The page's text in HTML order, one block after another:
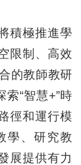
積極推進學
限制、高效
的教師教研
“智慧+”時
徑和運行模
學、研究教
展提供有力